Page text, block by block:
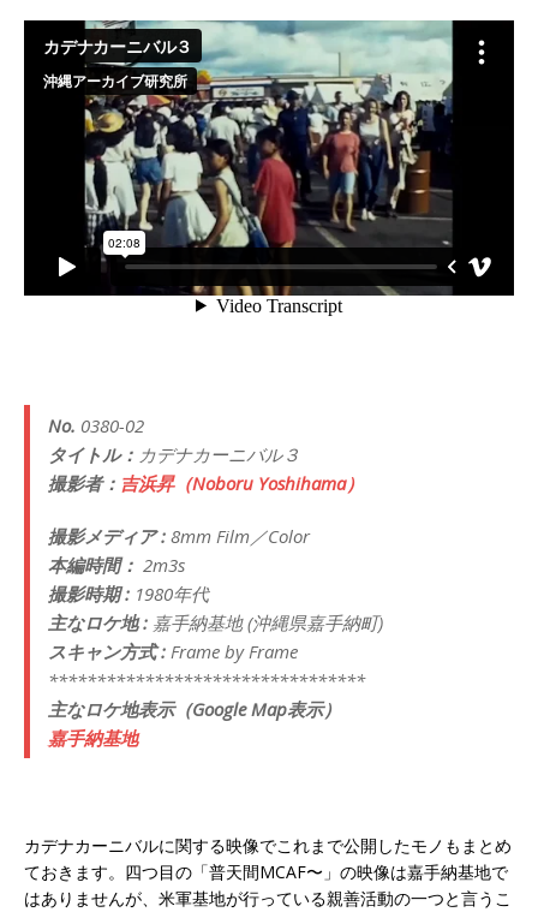
No. 0380-02
タイトル： カデナカーニバル３
撮影者： 吉浜昇（Noboru Yoshihama）
撮影メディア : 8mm Film／Color
本編時間： 2m3s
撮影時期 : 1980年代
主なロケ地 : 嘉手納基地 (沖縄県嘉手納町)
スキャン方式 : Frame by Frame
*********************************
主なロケ地表示（Google Map表示）
嘉手納基地
カデナカーニバルに関する映像でこれまで公開したモノもまとめ
ておきます。四つ目の「普天間MCAF〜」の映像は嘉手納基地で
はありませんが、米軍基地が行っている親善活動の一つと言うこ